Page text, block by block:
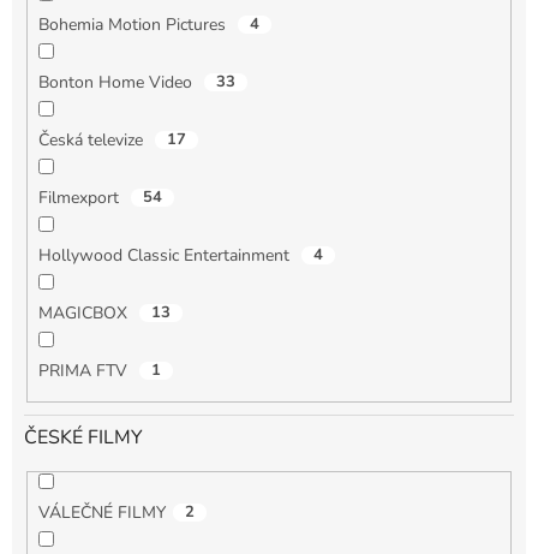
Bohemia Motion Pictures 4
Bonton Home Video 33
Česká televize 17
Filmexport 54
Hollywood Classic Entertainment 4
MAGICBOX 13
PRIMA FTV 1
ČESKÉ FILMY
VÁLEČNÉ FILMY 2